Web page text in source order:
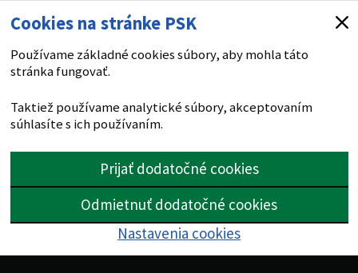
Cookies na stránke PSK
Používame základné cookies súbory, aby mohla táto
stránka fungovať.
Taktiež používame analytické súbory, akceptovaním
súhlasíte s ich používaním.
Prijať dodatočné cookies
Odmietnuť dodatočné cookies
Nastavenia cookies